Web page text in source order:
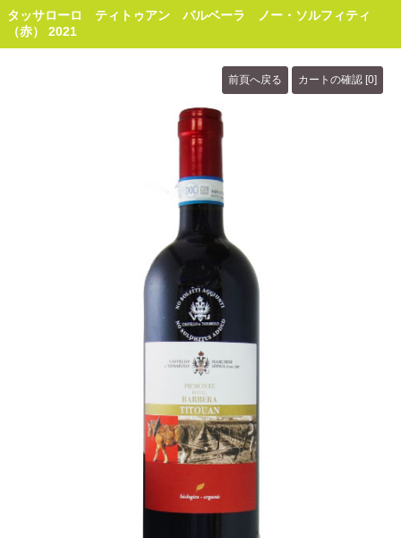
タッサローロ ティトゥアン バルベーラ ノー・ソルフィティ
（赤） 2021